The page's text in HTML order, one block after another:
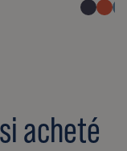
acheté